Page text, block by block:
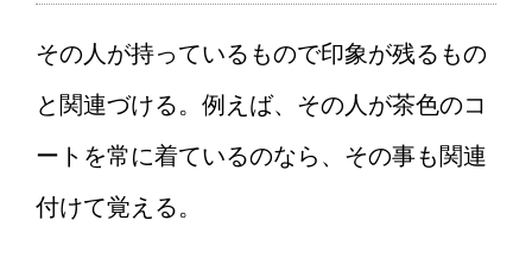
その人が持っているもので印象が残るもの
と関連づける。例えば、その人が茶色のコ
ートを常に着ているのなら、その事も関連
付けて覚える。